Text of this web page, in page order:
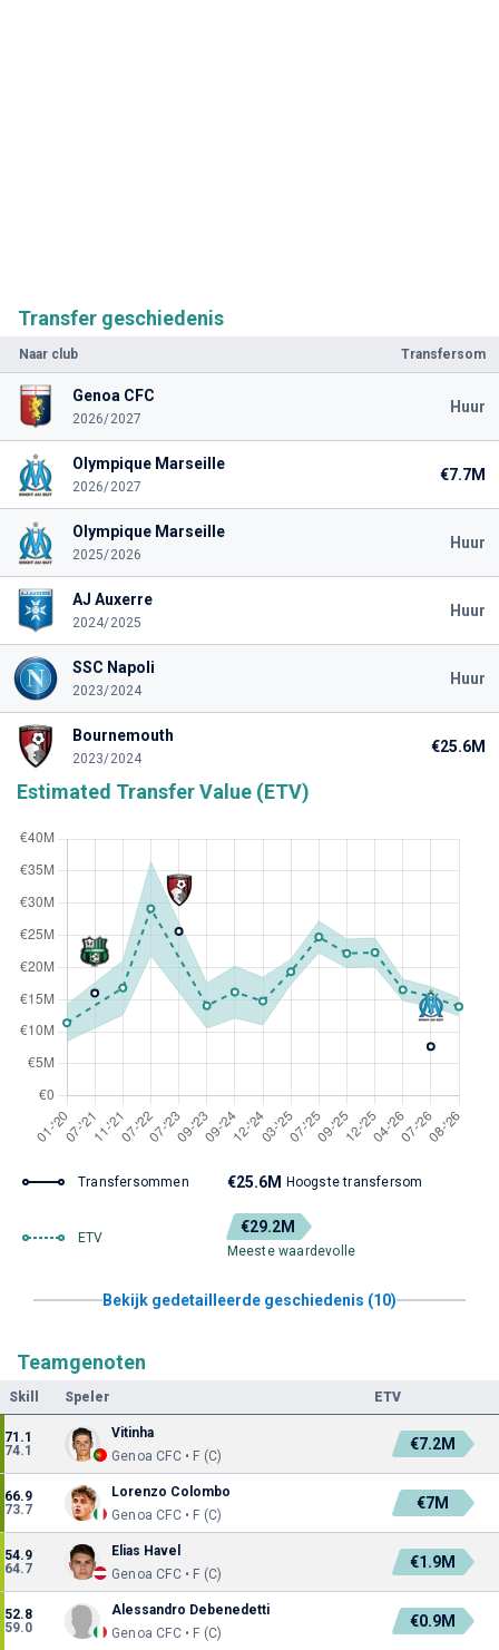
Transfer geschiedenis
Naar club Transfersom
Genoa CFC
2026/2027
Huur
Olympique Marseille
2026/2027
€7.7M
Olympique Marseille
2025/2026
Huur
AJ Auxerre
2024/2025
Huur
SSC Napoli
2023/2024
Huur
Bournemouth
2023/2024
€25.6M
Estimated Transfer Value (ETV)
Transfersommen €25.6M Hoogste transfersom
ETV
€29.2M
Meeste waardevolle
Bekijk gedetailleerde geschiedenis (10)
Teamgenoten
Skill Speler ETV
71.1
74.1
Vitinha
Genoa CFC • F (C)
€7.2M
66.9
73.7
Lorenzo Colombo
Genoa CFC • F (C)
€7M
54.9
64.7
Elias Havel
Genoa CFC • F (C)
€1.9M
52.8
59.0
Alessandro Debenedetti
Genoa CFC • F (C)
€0.9M